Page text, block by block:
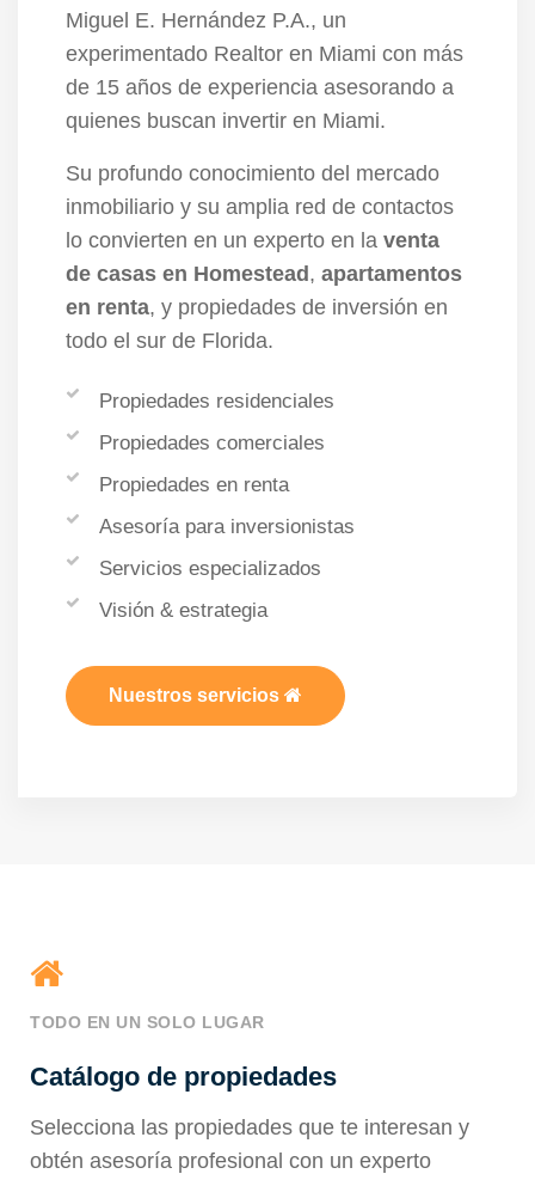
Miguel E. Hernández P.A., un
experimentado Realtor en Miami con más
de 15 años de experiencia asesorando a
quienes buscan invertir en Miami.
Su profundo conocimiento del mercado
inmobiliario y su amplia red de contactos
lo convierten en un experto en la venta
de casas en Homestead, apartamentos
en renta, y propiedades de inversión en
todo el sur de Florida.
Propiedades residenciales
Propiedades comerciales
Propiedades en renta
Asesoría para inversionistas
Servicios especializados
Visión & estrategia
Nuestros servicios
TODO EN UN SOLO LUGAR
Catálogo de propiedades
Selecciona las propiedades que te interesan y
obtén asesoría profesional con un experto